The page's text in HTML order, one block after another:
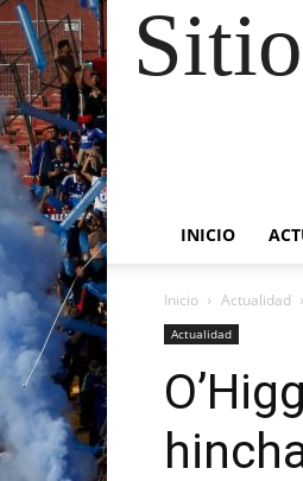
INICIO
Inicio Actualidad
Actualidad